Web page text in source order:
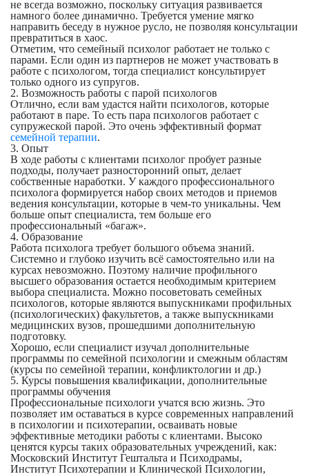
не всегда возможно, поскольку ситуация развивается
намного более динамично. Требуется умение мягко
направить беседу в нужное русло, не позволяя консультации
превратиться в хаос.
Отметим, что семейный психолог работает не только с
парами. Если один из партнеров не может участвовать в
работе с психологом, тогда специалист консультирует
только одного из супругов.
2. Возможность работы с парой психологов
Отлично, если вам удастся найти психологов, которые
работают в паре. То есть пара психологов работает с
супружеской парой. Это очень эффективный формат
семейной терапии.
3. Опыт
В ходе работы с клиентами психолог пробует разные
подходы, получает разносторонний опыт, делает
собственные наработки. У каждого профессионального
психолога формируется набор своих методов и приемов
ведения консультации, которые в чем-то уникальны. Чем
больше опыт специалиста, тем больше его
профессиональный «багаж».
4. Образование
Работа психолога требует большого объема знаний.
Системно и глубоко изучить всё самостоятельно или на
курсах невозможно. Поэтому наличие профильного
высшего образования остается необходимым критерием
выбора специалиста. Можно посоветовать семейных
психологов, которые являются выпускниками профильных
(психологических) факультетов, а также выпускниками
медицинских вузов, прошедшими дополнительную
подготовку.
Хорошо, если специалист изучал дополнительные
программы по семейной психологии и смежным областям
(курсы по семейной терапии, конфликтологии и др.)
5. Курсы повышения квалификации, дополнительные
программы обучения
Профессиональные психологи учатся всю жизнь. Это
позволяет им оставаться в курсе современных направлений
в психологии и психотерапии, осваивать новые
эффективные методики работы с клиентами. Высоко
ценятся курсы таких образовательных учреждений, как:
Московский Институт Гештальта и Психодрамы,
Институт Психотерапии и Клинической Психологии,